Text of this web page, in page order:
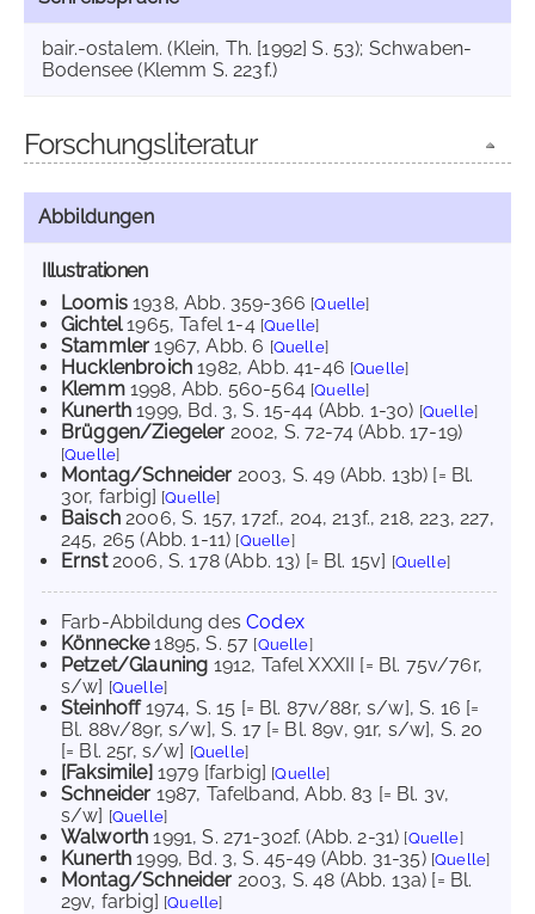
bair.-ostalem. (Klein, Th. [1992] S. 53); Schwaben-
Bodensee (Klemm S. 223f.)
Forschungsliteratur
Abbildungen
Illustrationen
Loomis1938, Abb. 359-366 [Quelle]
Gichtel1965, Tafel 1-4 [Quelle]
Stammler 1967, Abb. 6 [Quelle]
Hucklenbroich 1982, Abb. 41-46 [Quelle]
Klemm1998, Abb. 560-564 [Quelle]
Kunerth 1999, Bd. 3, S. 15-44 (Abb. 1-30) [Quelle]
Brüggen/Ziegeler 2002, S. 72-74 (Abb. 17-19)
[Quelle]
Montag/Schneider 2003, S. 49 (Abb. 13b) [= Bl.
30r, farbig] [Quelle]
Baisch2006, S. 157, 172f., 204, 213f., 218, 223, 227,
245, 265 (Abb. 1-11) [Quelle]
Ernst2006, S. 178 (Abb. 13) [= Bl. 15v] [Quelle]
Farb-Abbildung desCodex
Könnecke1895, S. 57 [Quelle]
Petzet/Glauning 1912, Tafel XXXII [= Bl. 75v/76r,
s/w] [Quelle]
Steinhoff1974, S. 15 [= Bl. 87v/88r, s/w], S. 16 [=
Bl. 88v/89r, s/w], S. 17 [= Bl. 89v, 91r, s/w], S. 20
[= Bl. 25r, s/w] [Quelle]
[Faksimile]1979 [farbig] [Quelle]
Schneider 1987, Tafelband, Abb. 83 [= Bl. 3v,
s/w] [Quelle]
Walworth 1991, S. 271-302f. (Abb. 2-31) [Quelle]
Kunerth 1999, Bd. 3, S. 45-49 (Abb. 31-35) [Quelle]
Montag/Schneider 2003, S. 48 (Abb. 13a) [= Bl.
29v, farbig] [Quelle]